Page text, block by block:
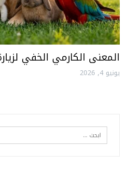
المعنى الكارمي الخفي
يونيو 4, 2026